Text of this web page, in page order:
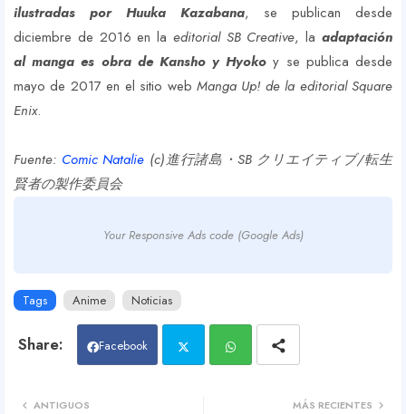
ilustradas por Huuka Kazabana, se publican desde
diciembre de 2016 en la editorial SB Creative, la adaptación
al manga es obra de Kansho y Hyoko y se publica desde
mayo de 2017 en el sitio web Manga Up! de la editorial Square
Enix.
Fuente: Comic Natalie (c)進行諸島・SB クリエイティブ/転生
賢者の製作委員会
Your Responsive Ads code (Google Ads)
Tags Anime Noticias
Facebook
MÁS RECIENTES
ANTIGUOS